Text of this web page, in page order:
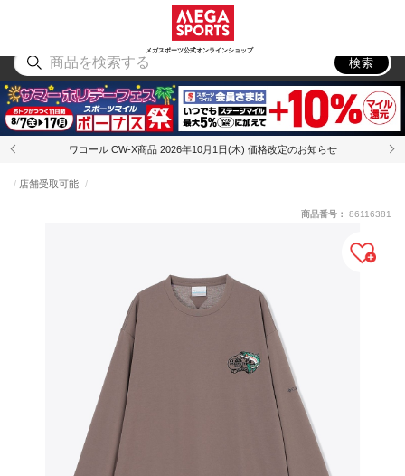
メガスポーツ公式オンラインショップ
アウトドア
検索
ワコール CW-X商品 2026年10月1日(木) 価格改定のお知らせ
店舗受取可能
商品番号： 86116381